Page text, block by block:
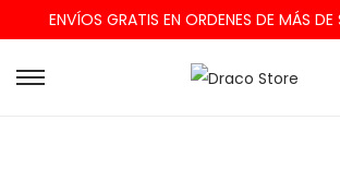
ENVÍOS GRATIS EN ORDENES DE MÁS